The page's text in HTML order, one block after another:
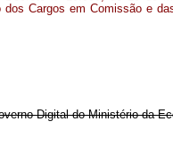
Cargos em Comissão e
Digital do Ministério da